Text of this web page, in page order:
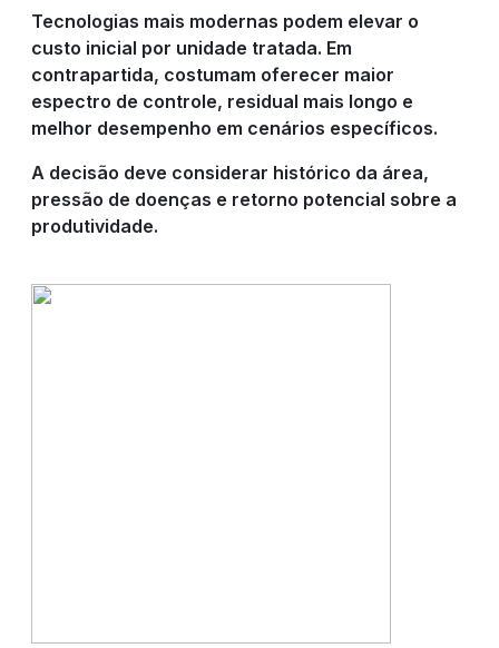
Tecnologias mais modernas podem elevar o
custo inicial por unidade tratada. Em
contrapartida, costumam oferecer maior
espectro de controle, residual mais longo e
melhor desempenho em cenários específicos.
A decisão deve considerar histórico da área,
pressão de doenças e retorno potencial sobre a
produtividade.